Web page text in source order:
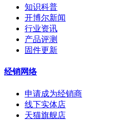
知识科普
开博尔新闻
行业资讯
产品评测
固件更新
经销网络
申请成为经销商
线下实体店
天猫旗舰店